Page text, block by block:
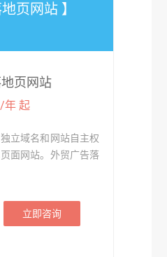
页网站 】
页网站
年 起
立域名和网站自主权
面网站。外贸广告落
立即咨询